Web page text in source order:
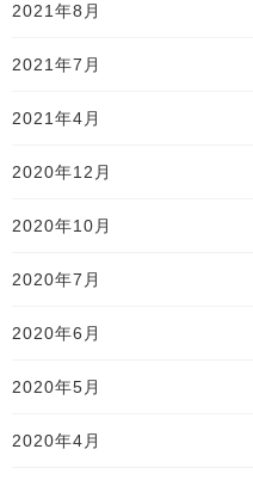
2021年8月
2021年7月
2021年4月
2020年12月
2020年10月
2020年7月
2020年6月
2020年5月
2020年4月